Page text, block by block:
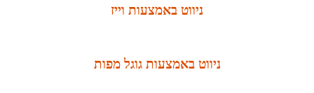
ניווט באמצעות וייז
ניווט באמצעות גוגל מפות